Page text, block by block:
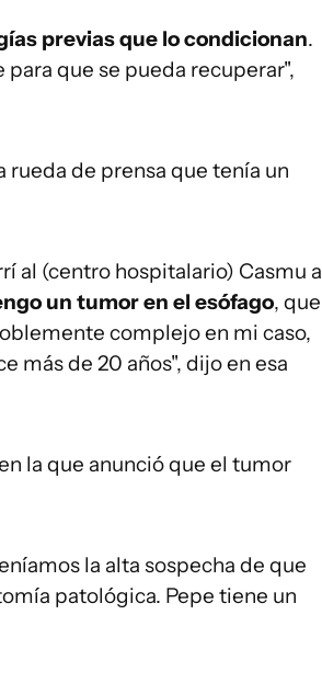
previas que lo condicionan.
que se pueda recuperar",
rueda de prensa que tenía un
al (centro hospitalario) Casmu a
un tumor en el esófago, que
complejo en mi caso,
más de 20 años", dijo en esa
la que anunció que el tumor
la alta sospecha de que
patológica. Pepe tiene un